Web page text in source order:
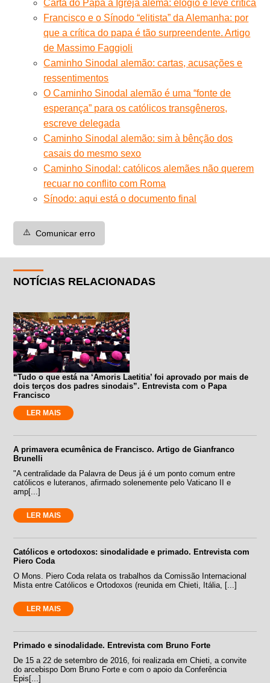
Carta do Papa à Igreja alemã: elogio e leve crítica
Francisco e o Sínodo “elitista” da Alemanha: por
que a crítica do papa é tão surpreendente. Artigo
de Massimo Faggioli
Caminho Sinodal alemão: cartas, acusações e
ressentimentos
O Caminho Sinodal alemão é uma “fonte de
esperança” para os católicos transgêneros,
escreve delegada
Caminho Sinodal alemão: sim à bênção dos
casais do mesmo sexo
Caminho Sinodal: católicos alemães não querem
recuar no conflito com Roma
Sínodo: aqui está o documento final
⚠️ Comunicar erro
NOTÍCIAS RELACIONADAS
“Tudo o que está na ‘Amoris Laetitia’ foi aprovado por mais de
dois terços dos padres sinodais”. Entrevista com o Papa
Francisco
LER MAIS
A primavera ecumênica de Francisco. Artigo de Gianfranco
Brunelli
"A centralidade da Palavra de Deus já é um ponto comum entre
católicos e luteranos, afirmado solenemente pelo Vaticano II e
amp[...]
LER MAIS
Católicos e ortodoxos: sinodalidade e primado. Entrevista com
Piero Coda
O Mons. Piero Coda relata os trabalhos da Comissão Internacional
Mista entre Católicos e Ortodoxos (reunida em Chieti, Itália, [...]
LER MAIS
Primado e sinodalidade. Entrevista com Bruno Forte
De 15 a 22 de setembro de 2016, foi realizada em Chieti, a convite
do arcebispo Dom Bruno Forte e com o apoio da Conferência
Epis[...]